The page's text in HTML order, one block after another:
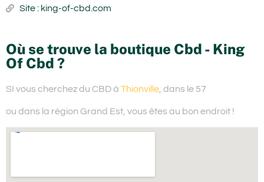
Site : king-of-cbd.com
Où se trouve la boutique Cbd - King
Of Cbd ?
SI vous cherchez du CBD à Thionville , dans le 57
ou dans la région Grand Est, vous êtes au bon endroit !